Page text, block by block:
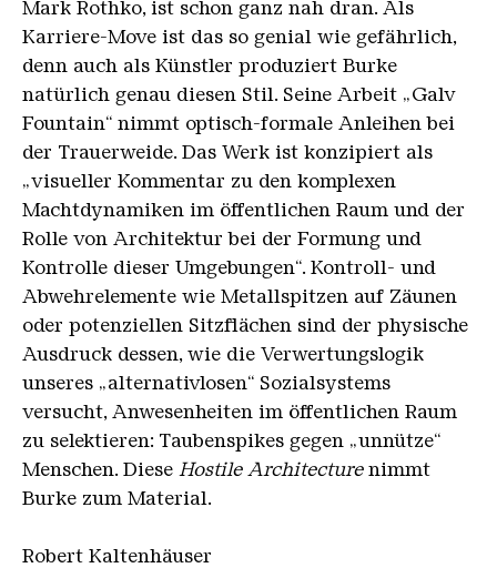
Mark Rothko, ist schon ganz nah dran. Als
Karriere-Move ist das so genial wie gefährlich,
denn auch als Künstler produziert Burke
natürlich genau diesen Stil. Seine Arbeit „Galv
Fountain“ nimmt optisch-formale Anleihen bei
der Trauerweide. Das Werk ist konzipiert als
„visueller Kommentar zu den komplexen
Machtdynamiken im öffentlichen Raum und der
Rolle von Architektur bei der Formung und
Kontrolle dieser Umgebungen“. Kontroll- und
Abwehrelemente wie Metallspitzen auf Zäunen
oder potenziellen Sitzflächen sind der physische
Ausdruck dessen, wie die Verwertungslogik
unseres „alternativlosen“ Sozialsystems
versucht, Anwesenheiten im öffentlichen Raum
zu selektieren: Taubenspikes gegen „unnütze“
Menschen. Diese Hostile Architecturenimmt
Burke zum Material.
Robert Kaltenhäuser